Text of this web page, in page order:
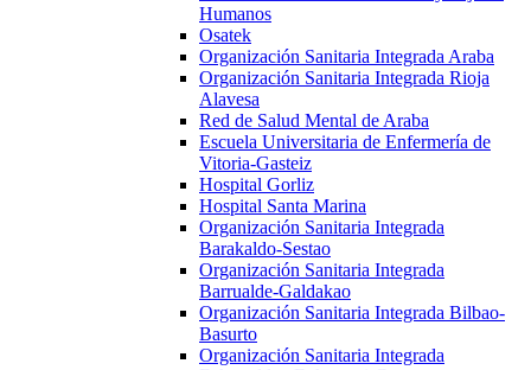
Humanos
Osatek
Organización Sanitaria Integrada Araba
Organización Sanitaria Integrada Rioja
Alavesa
Red de Salud Mental de Araba
Escuela Universitaria de Enfermería de
Vitoria-Gasteiz
Hospital Gorliz
Hospital Santa Marina
Organización Sanitaria Integrada
Barakaldo-Sestao
Organización Sanitaria Integrada
Barrualde-Galdakao
Organización Sanitaria Integrada Bilbao-
Basurto
Organización Sanitaria Integrada